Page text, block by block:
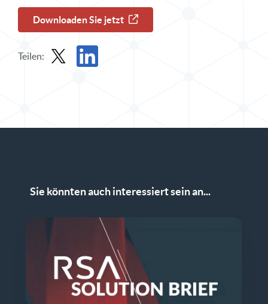
Downloaden Sie jetzt
Teilen:
Sie könnten auch interessiert sein an...